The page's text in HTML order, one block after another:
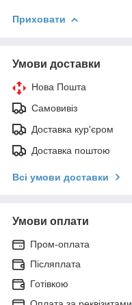
Приховати
Умови доставки
Нова Пошта
Самовивіз
Доставка кур'єром
Доставка поштою
Всі умови доставки
Умови оплати
Пром-оплата
Післяплата
Готівкою